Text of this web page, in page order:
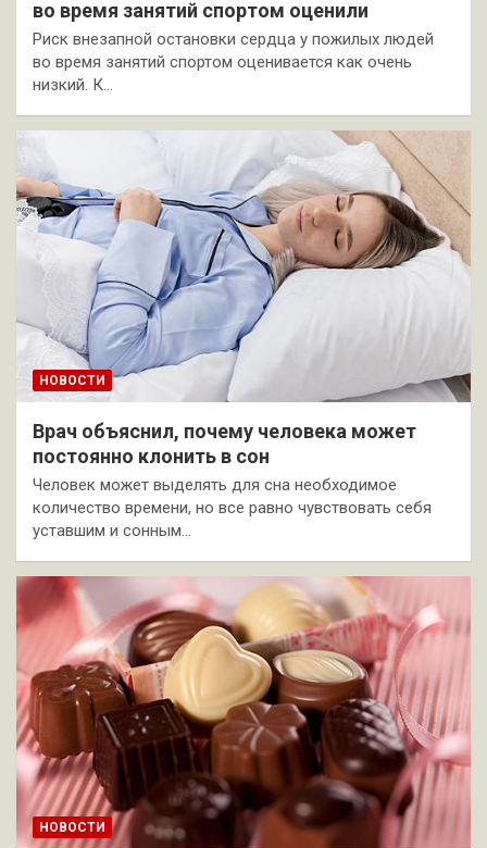
во время занятий спортом оценили
Риск внезапной остановки сердца у пожилых людей
во время занятий спортом оценивается как очень
низкий. К…
НОВОСТИ
Врач объяснил, почему человека может
постоянно клонить в сон
Человек может выделять для сна необходимое
количество времени, но все равно чувствовать себя
уставшим и сонным…
НОВОСТИ